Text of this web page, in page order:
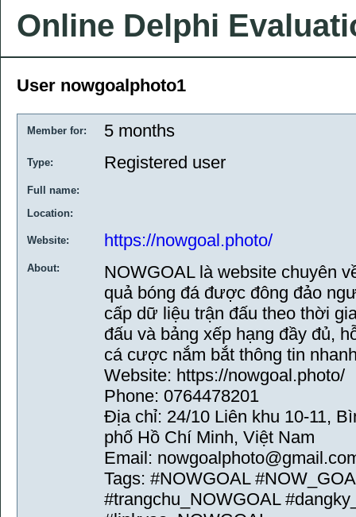
Online Delphi
User nowgoalphoto1
Member for: 5 months
Type: Registered user
Full name:
Location:
Website: https://nowgoal.photo/
About:
NOWGOAL là website chuyên
quả bóng đá được đông đảo
cấp dữ liệu trận đấu theo thời
đấu và bảng xếp hạng đầy đủ,
cá cược nắm bắt thông tin
Website: https://nowgoal.photo/
Phone: 0764478201
Địa chỉ: 24/10 Liên khu 10-11,
phố Hồ Chí Minh, Việt Nam
Email:
Tags: #NOWGOAL
#trangchu_NOWGOAL